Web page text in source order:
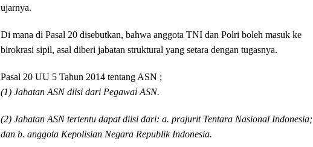
ujarnya.
Di mana di Pasal 20 disebutkan, bahwa anggota TNI dan Polri boleh masuk ke
birokrasi sipil, asal diberi jabatan struktural yang setara dengan tugasnya.
Pasal 20 UU 5 Tahun 2014 tentang ASN ;
(1) Jabatan ASN diisi dari Pegawai ASN.
(2) Jabatan ASN tertentu dapat diisi dari: a. prajurit Tentara Nasional Indonesia;
dan b. anggota Kepolisian Negara Republik Indonesia.